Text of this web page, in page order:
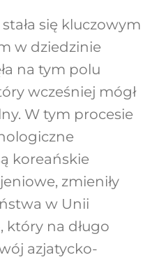
się kluczowym
w dziedzinie
na tym polu
wcześniej mógł
W tym procesie
koreańskie
zmieniły
w Unii
który na długo
azjatycko-